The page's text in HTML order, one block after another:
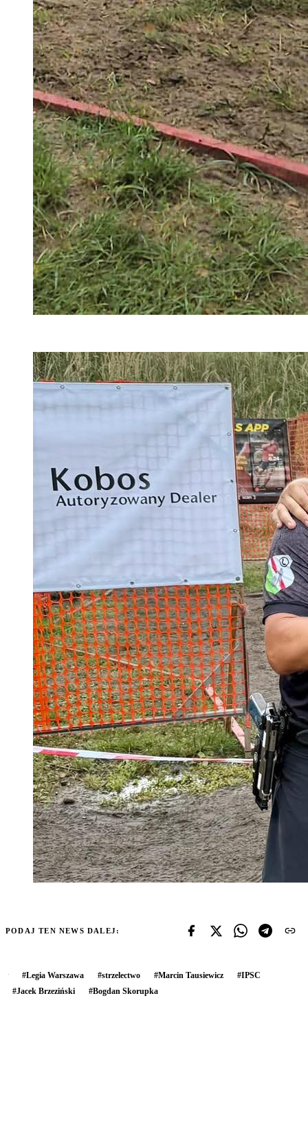
PODAJ TEN NEWS DALEJ:
#Legia Warszawa #strzelectwo #Marcin Tausiewicz #IPSC
#Jacek Brzeziński #Bogdan Skorupka